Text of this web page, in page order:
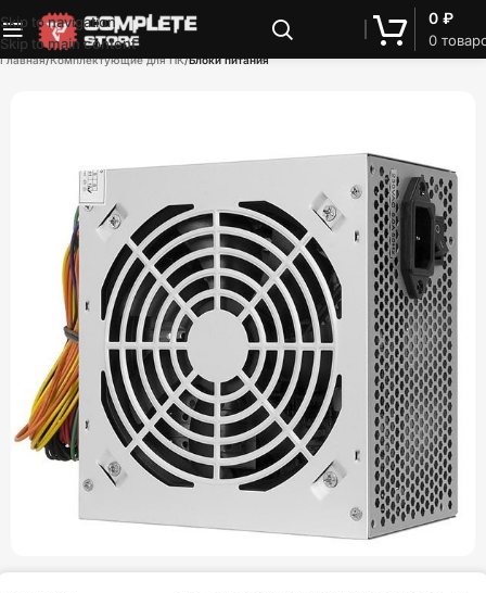
Skip to navigation
Skip to main content
0
0 ₽
Главная Комплектующие для ПК Блоки питания